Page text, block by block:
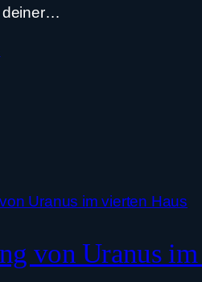
deiner…
von Uranus